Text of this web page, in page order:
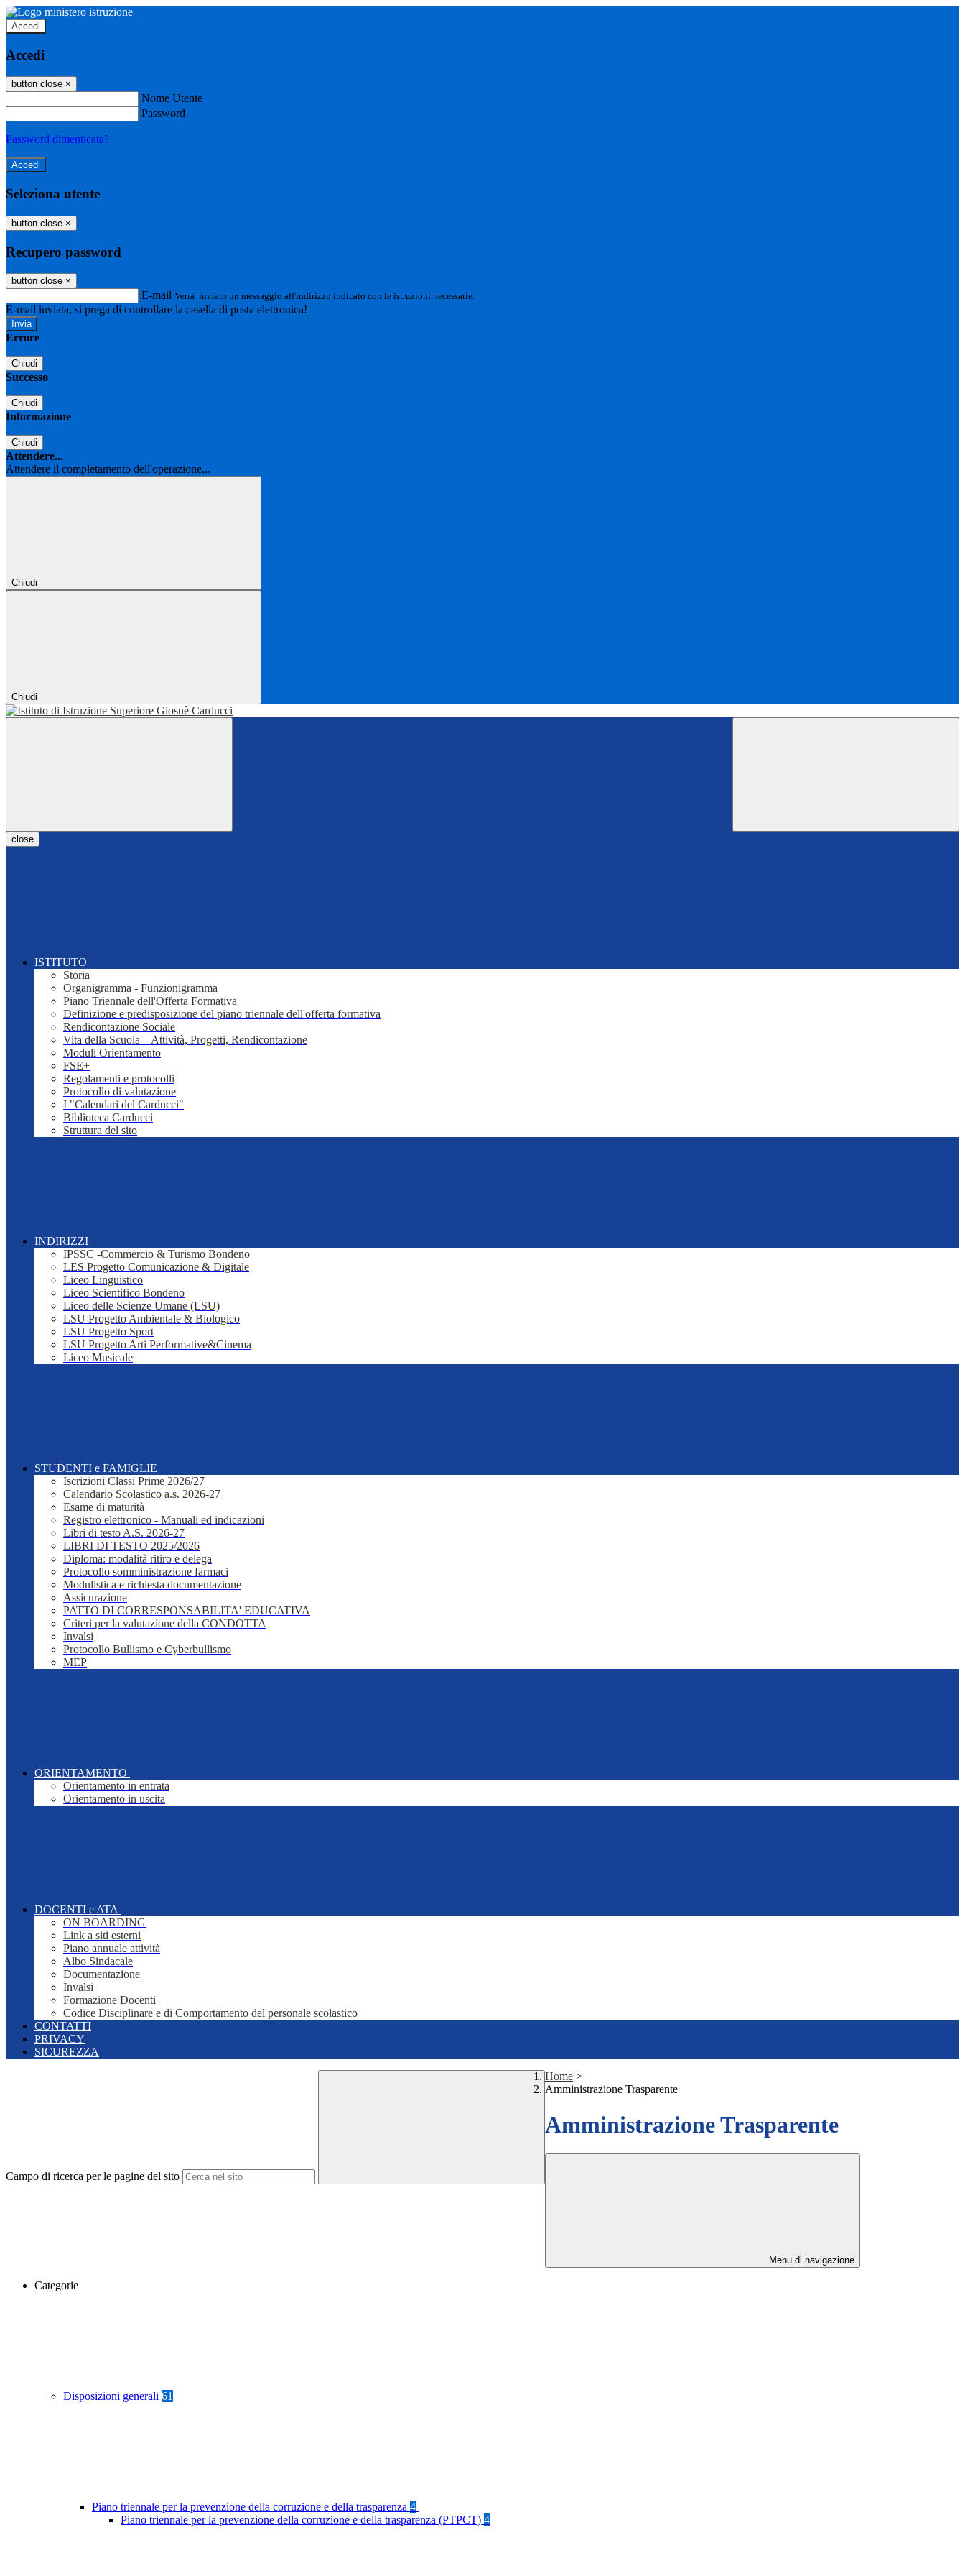
Accedi
Accedi
button close ×
Nome Utente
Password
Password dimenticata?
Seleziona utente
button close ×
Recupero password
button close ×
E-mail Verrà inviato un messaggio all'indirizzo indicato con le istruzioni necessarie.
E-mail inviata, si prega di controllare la casella di posta elettronica!
Errore
Chiudi
Successo
Chiudi
Informazione
Chiudi
Attendere...
Attendere il completamento dell'operazione...
Chiudi
Chiudi
close
ISTITUTO
Storia
Organigramma - Funzionigramma
Piano Triennale dell'Offerta Formativa
Definizione e predisposizione del piano triennale dell'offerta formativa
Rendicontazione Sociale
Vita della Scuola – Attività, Progetti, Rendicontazione
Moduli Orientamento
FSE+
Regolamenti e protocolli
Protocollo di valutazione
I "Calendari del Carducci"
Biblioteca Carducci
Struttura del sito
INDIRIZZI
IPSSC -Commercio & Turismo Bondeno
LES Progetto Comunicazione & Digitale
Liceo Linguistico
Liceo Scientifico Bondeno
Liceo delle Scienze Umane (LSU)
LSU Progetto Ambientale & Biologico
LSU Progetto Sport
LSU Progetto Arti Performative&Cinema
Liceo Musicale
STUDENTI e FAMIGLIE
Iscrizioni Classi Prime 2026/27
Calendario Scolastico a.s. 2026-27
Esame di maturità
Registro elettronico - Manuali ed indicazioni
Libri di testo A.S. 2026-27
LIBRI DI TESTO 2025/2026
Diploma: modalità ritiro e delega
Protocollo somministrazione farmaci
Modulistica e richiesta documentazione
Assicurazione
PATTO DI CORRESPONSABILITA' EDUCATIVA
Criteri per la valutazione della CONDOTTA
Invalsi
Protocollo Bullismo e Cyberbullismo
MEP
ORIENTAMENTO
Orientamento in entrata
Orientamento in uscita
DOCENTI e ATA
ON BOARDING
Link a siti esterni
Piano annuale attività
Albo Sindacale
Documentazione
Invalsi
Formazione Docenti
Codice Disciplinare e di Comportamento del personale scolastico
CONTATTI
PRIVACY
SICUREZZA
Campo di ricerca per le pagine del sito
Home >
Amministrazione Trasparente
Amministrazione Trasparente
Menu di navigazione
Categorie
Disposizioni generali 61
Piano triennale per la prevenzione della corruzione e della trasparenza 4
Piano triennale per la prevenzione della corruzione e della trasparenza (PTPCT) 4